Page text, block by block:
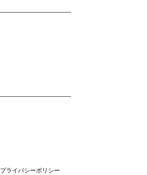
プライバシーポリシー